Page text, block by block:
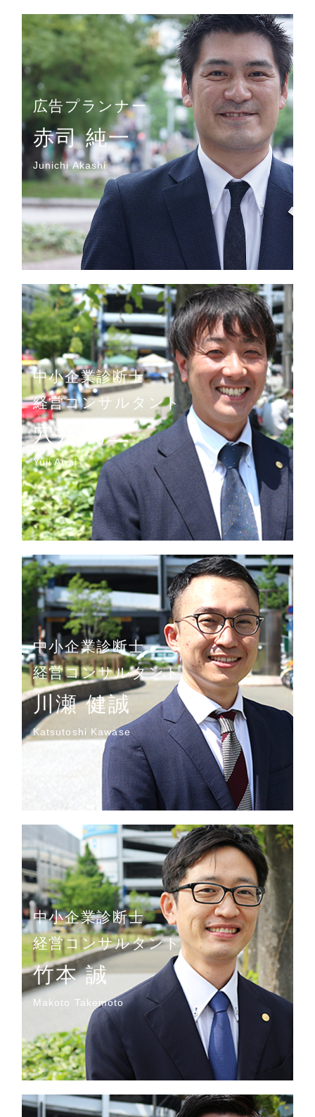
広告プランナー
赤司 純一
Junichi Akashi
中小企業診断士
経営コンサルタント
穴井 勇二
Yuji Anai
中小企業診断士
経営コンサルタント
川瀬 健誠
Katsutoshi Kawase
中小企業診断士
経営コンサルタント
竹本 誠
Makoto Takemoto